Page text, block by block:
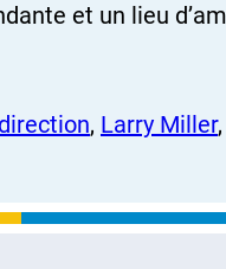
et un lieu
direction, Larry Miller,